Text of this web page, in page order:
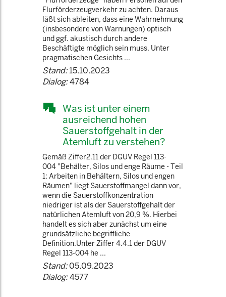
Flurförderzeugverkehr zu achten. Daraus
läßt sich ableiten, dass eine Wahrnehmung
(insbesondere von Warnungen) optisch
und ggf. akustisch durch andere
Beschäftigte möglich sein muss. Unter
pragmatischen Gesichts ...
Stand:15.10.2023
Dialog:4784
Was ist unter einem
ausreichend hohen
Sauerstoffgehalt in der
Atemluft zu verstehen?
Gemäß Ziffer2.11 der DGUV Regel 113-
004 "Behälter, Silos und enge Räume - Teil
1: Arbeiten in Behältern, Silos und engen
Räumen" liegt Sauerstoffmangel dann vor,
wenn die Sauerstoffkonzentration
niedriger ist als der Sauerstoffgehalt der
natürlichen Atemluft von 20,9 %. Hierbei
handelt es sich aber zunächst um eine
grundsätzliche begriffliche
Definition.Unter Ziffer 4.4.1 der DGUV
Regel 113-004 he ...
Stand:05.09.2023
Dialog:4577